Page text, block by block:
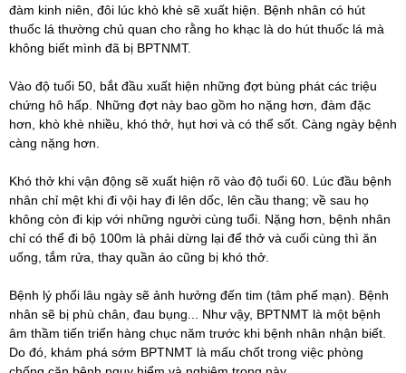
đàm kinh niên, đôi lúc khò khè sẽ xuất hiện. Bệnh nhân có hút
thuốc lá thường chủ quan cho rằng ho khạc là do hút thuốc lá mà
không biết mình đã bị BPTNMT.
Vào độ tuổi 50, bắt đầu xuất hiện những đợt bùng phát các triệu
chứng hô hấp. Những đợt này bao gồm ho nặng hơn, đàm đặc
hơn, khò khè nhiều, khó thở, hụt hơi và có thể sốt. Càng ngày bệnh
càng nặng hơn.
Khó thở khi vận động sẽ xuất hiện rõ vào độ tuổi 60. Lúc đầu bệnh
nhân chỉ mệt khi đi vội hay đi lên dốc, lên cầu thang; về sau họ
không còn đi kịp với những người cùng tuổi. Nặng hơn, bệnh nhân
chỉ có thể đi bộ 100m là phải dừng lại để thở và cuối cùng thì ăn
uống, tắm rửa, thay quần áo cũng bị khó thở.
Bệnh lý phổi lâu ngày sẽ ảnh hưởng đến tim (tâm phế mạn). Bệnh
nhân sẽ bị phù chân, đau bụng... Như vậy, BPTNMT là một bệnh
âm thầm tiến triển hàng chục năm trước khi bệnh nhân nhận biết.
Do đó, khám phá sớm BPTNMT là mấu chốt trong việc phòng